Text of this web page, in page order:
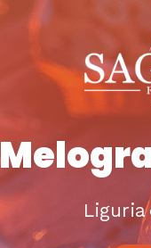
Liguria